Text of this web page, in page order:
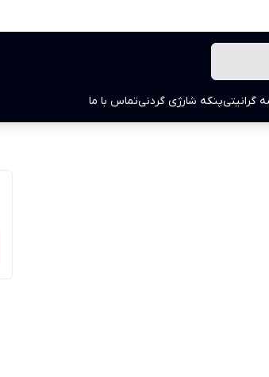
گرانیتیپنکه شارژی گردنیتماس با ما